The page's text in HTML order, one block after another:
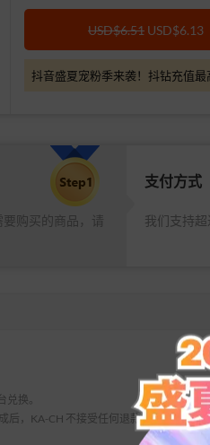
USD$6.51 USD$6.13
抖音盛夏宠粉季来袭！抖钻充值
购买的商品，请
支付方式
我们支持
换。
后，KA-CH 不接受任何退款请求。